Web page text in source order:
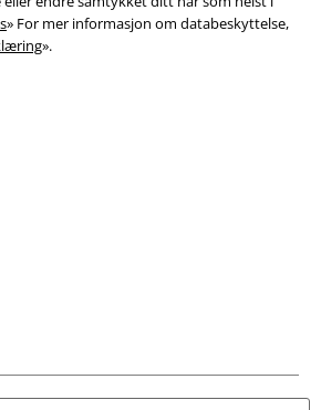
» For mer informasjon om databeskyttelse,
».Frakt
Music Group Company